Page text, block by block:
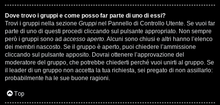
Dove trovo i gruppi e come posso far parte di uno di essi?
Trovi i gruppi nella sezione Gruppi nel Pannello di Controllo Utente. Se vuoi far
parte di uno di questi procedi cliccando sul pulsante appropriato. Non sempre
però i gruppi sono ad accesso aperto. Alcuni sono chiusi e altri hanno l’elenco
dei membri nascosto. Se il gruppo è aperto, puoi chiedere l’ammissione
cliccando sul pulsante apposito. Dovrai ottenere l’approvazione del
moderatore del gruppo, che potrebbe chiederti perché vuoi unirti al gruppo. Se
il leader di un gruppo non accetta la tua richiesta, sei pregato di non assillarlo:
probabilmente ha le sue buone ragioni.
Top
a
l
i
.
.
.